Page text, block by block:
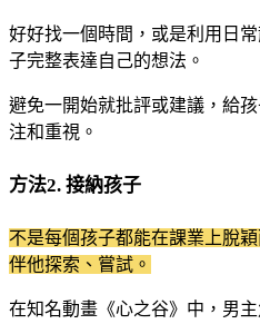
好好找一個時間，或是利用日
子完整表達自己的想法。
避免一開始就批評或建議，給
注和重視。
方法2. 接納孩子
不是每個孩子都能在課業上脫
伴他探索、嘗試。
在知名動畫《心之谷》中，男